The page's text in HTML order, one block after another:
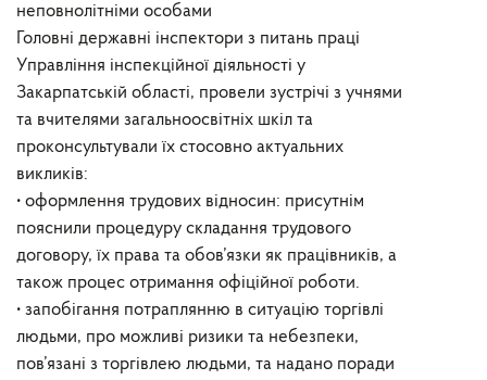
неповнолітніми особами
Головні державні інспектори з питань праці
Управління інспекційної діяльності у
Закарпатській області, провели зустрічі з учнями
та вчителями загальноосвітніх шкіл та
проконсультували їх стосовно актуальних
викликів:
• оформлення трудових відносин: присутнім
пояснили процедуру складання трудового
договору, їх права та обов’язки як працівників, а
також процес отримання офіційної роботи.
• запобігання потраплянню в ситуацію торгівлі
людьми, про можливі ризики та небезпеки,
пов’язані з торгівлею людьми, та надано поради